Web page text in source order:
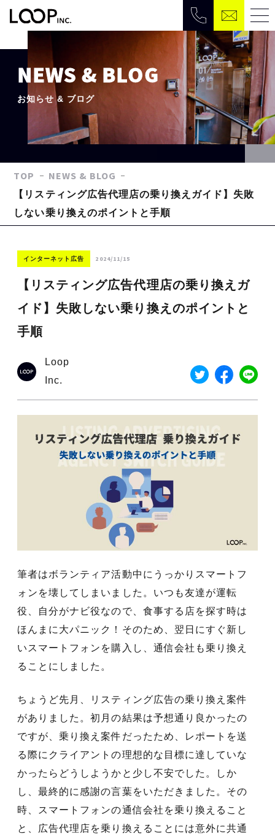
NEWS & BLOG
お知らせ & ブログ
TOP
NEWS & BLOG
【リスティング広告代理店の乗り換えガイド】失敗
しない乗り換えのポイントと手順
インターネット広告 2024/11/15
【リスティング広告代理店の乗り換えガ
イド】失敗しない乗り換えのポイントと
手順
Loop
Inc.
筆者はボランティア活動中にうっかりスマートフ
ォンを壊してしまいました。いつも友達が運転
役、自分がナビ役なので、食事する店を探す時は
ほんまに大パニック！そのため、翌日にすぐ新し
いスマートフォンを購入し、通信会社も乗り換え
ることにしました。
ちょうど先月、リスティング広告の乗り換え案件
がありました。初月の結果は予想通り良かったの
ですが、乗り換え案件だったため、レポートを送
る際にクライアントの理想的な目標に達していな
かったらどうしようかと少し不安でした。しか
し、最終的に感謝の言葉をいただきました。その
時、スマートフォンの通信会社を乗り換えること
と、広告代理店を乗り換えることには意外に共通